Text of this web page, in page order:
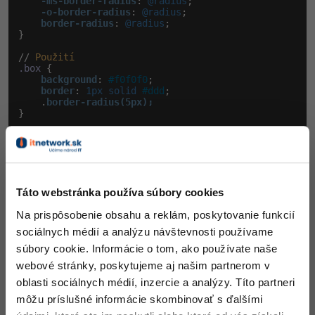
Táto webstránka používa súbory cookies
Na prispôsobenie obsahu a reklám, poskytovanie funkcií
sociálnych médií a analýzu návštevnosti používame
súbory cookie. Informácie o tom, ako používate naše
webové stránky, poskytujeme aj našim partnerom v
oblasti sociálnych médií, inzercie a analýzy. Títo partneri
môžu príslušné informácie skombinovať s ďalšími
-o-border-radius : @radius ;
border-radius : @radius ;
}
// Použití
.box {
background : #f0f0f0 ;
border: 1px solid #ddd ;
    .
}
//
.box {
-moz-border-radius: 5px;
-o-border-radius: 5px;
border-radius
5px
}
Funkcie môžu mať aj voliteľné parametre.
Místo